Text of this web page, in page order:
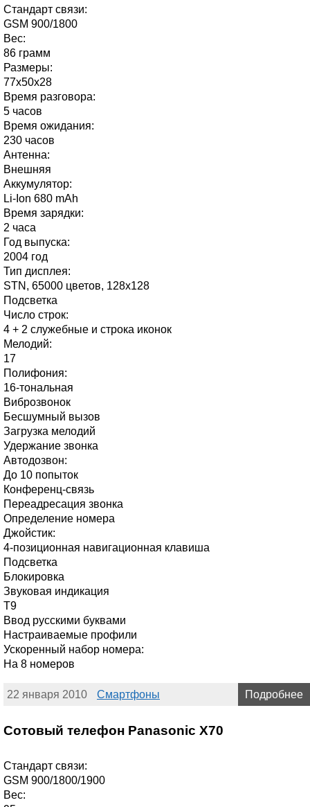
Стандарт связи:
GSM 900/1800
Вес:
86 грамм
Размеры:
77х50х28
Время разговора:
5 часов
Время ожидания:
230 часов
Антенна:
Внешняя
Аккумулятор:
Li-Ion 680 mAh
Время зарядки:
2 часа
Год выпуска:
2004 год
Тип дисплея:
STN, 65000 цветов, 128х128
Подсветка
Число строк:
4 + 2 служебные и строка иконок
Мелодий:
17
Полифония:
16-тональная
Виброзвонок
Бесшумный вызов
Загрузка мелодий
Удержание звонка
Автодозвон:
До 10 попыток
Конференц-связь
Переадресация звонка
Определение номера
Джойстик:
4-позиционная навигационная клавиша
Подсветка
Блокировка
Звуковая индикация
T9
Ввод русскими буквами
Настраиваемые профили
Ускоренный набор номера:
На 8 номеров
22 января 2010 Смартфоны Подробнее
Сотовый телефон Panasonic X70
Стандарт связи:
GSM 900/1800/1900
Вес: